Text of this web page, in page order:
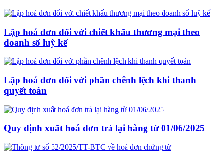
Lập hoá đơn đối với chiết khấu thương mại theo
doanh số luỹ kế
Lập hoá đơn đối với phần chênh lệch khi thanh
quyết toán
Quy định xuất hoá đơn trả lại hàng từ 01/06/2025